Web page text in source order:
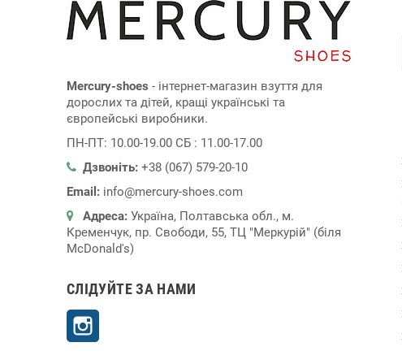
Mercury-shoes - інтернет-магазин взуття для
дорослих та дітей, кращі українські та
європейські виробники.
ПН-ПТ: 10.00-19.00 СБ : 11.00-17.00
Дзвоніть: +38 (067) 579-20-10
Email: info@mercury-shoes.com
Адреса: Україна, Полтавська обл., м.
Кременчук, пр. Свободи, 55, ТЦ "Меркурій" (біля
McDonald's)
СЛІДУЙТЕ ЗА НАМИ